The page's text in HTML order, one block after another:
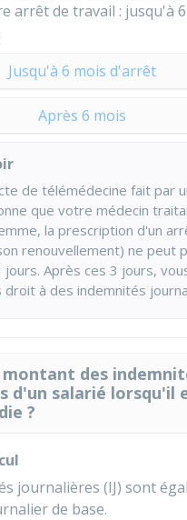
arrêt de travail : jusqu'à
Jusqu'à 6 mois d'arrêt
Après 6 mois
de télémédecine fait par
que votre médecin
la prescription d'un
renouvellement) ne peut
jours. Après ces 3 jours,
droit à des indemnités
montant des
d'un salarié lorsqu'il
?
journalières (IJ) sont
de base.